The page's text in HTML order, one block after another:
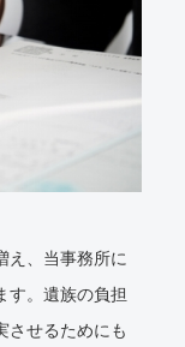
え、当事務所に
す。遺族の負担
させるためにも